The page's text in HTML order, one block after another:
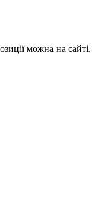
можна на сайті.